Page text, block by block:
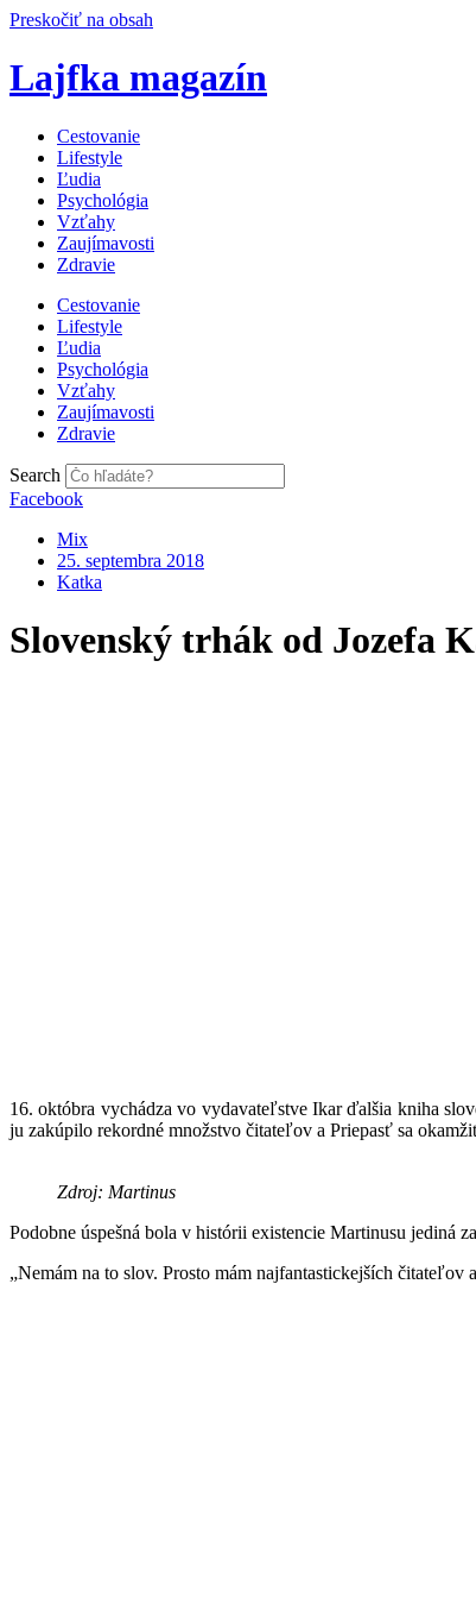
Preskočiť na obsah
Lajfka magazín
Cestovanie
Lifestyle
Ľudia
Psychológia
Vzťahy
Zaujímavosti
Zdravie
Cestovanie
Lifestyle
Ľudia
Psychológia
Vzťahy
Zaujímavosti
Zdravie
Search
Facebook
Mix
25. septembra 2018
Katka
Slovenský trhák od Jozefa
16. októbra vychádza vo vydavateľstve Ikar ďalšia kniha
ju zakúpilo rekordné množstvo čitateľov a Priepasť sa
Zdroj: Martinus
Podobne úspešná bola v histórii existencie Martinusu jediná
„Nemám na to slov. Prosto mám najfantastickejších